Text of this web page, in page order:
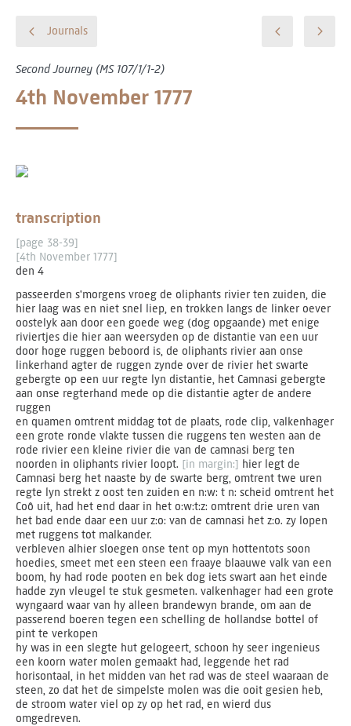
Journals
Second Journey (MS 107/1/1-2)
4th November 1777
transcription
[page 38-39]
[4th November 1777]
den 4
passeerden s'morgens vroeg de oliphants rivier ten zuiden, die
hier laag was en niet snel liep, en trokken langs de linker oever
oostelyk aan door een goede weg (dog opgaande) met enige
riviertjes die hier aan weersyden op de distantie van een uur
door hoge ruggen beboord is, de oliphants rivier aan onse
linkerhand agter de ruggen zynde over de rivier het swarte
gebergte op een uur regte lyn distantie, het Camnasi gebergte
aan onse regterhand mede op die distantie agter de andere
ruggen
en quamen omtrent middag tot de plaats, rode clip, valkenhager
een grote ronde vlakte tussen die ruggens ten westen aan de
rode rivier een kleine rivier die van de camnasi berg ten
noorden in oliphants rivier loopt. [in margin:] hier legt de
Camnasi berg het naaste by de swarte berg, omtrent twe uren
regte lyn strekt z oost ten zuiden en n:w: t n: scheid omtrent het
Coô uit, had het end daar in het o:w:t:z: omtrent drie uren van
het bad ende daar een uur z:o: van de camnasi het z:o. zy lopen
met ruggens tot malkander.
verbleven alhier sloegen onse tent op myn hottentots soon
hoedies, smeet met een steen een fraaye blaauwe valk van een
boom, hy had rode pooten en bek dog iets swart aan het einde
hadde zyn vleugel te stuk gesmeten. valkenhager had een grote
wyngaard waar van hy alleen brandewyn brande, om aan de
passerend boeren tegen een schelling de hollandse bottel of
pint te verkopen
hy was in een slegte hut gelogeert, schoon hy seer ingenieus
een koorn water molen gemaakt had, leggende het rad
horisontaal, in het midden van het rad was de steel waaraan de
steen, zo dat het de simpelste molen was die ooit gesien heb,
de stroom water viel op zy op het rad, en wierd dus
omgedreven.